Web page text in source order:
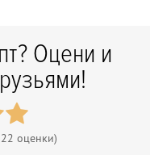
Оцени и
22 оценки)